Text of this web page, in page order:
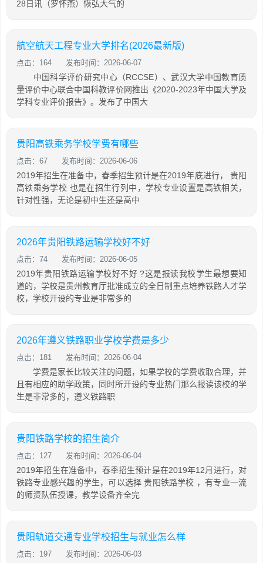
28日讯（罗怀燕）恢弘大气的
航空航天工程专业大学排名(2026最新版)
点击：164 发布时间：2026-06-07
中国科学评价研究中心（RCCSE）、武汉大学中国教育质
量评价中心联合中国科教评价网推出《2020-2023年中国大学及
学科专业评价报告》。发布了中国大
贵阳高铁乘务学校学费有哪些
点击：67 发布时间：2026-06-06
2019年招生在准备中，春季招生预计是在2019年底进行， 贵阳
高铁乘务学校 也是在招生行列中，学校专业设置是高铁相关，
针对性强，无论是初中生还是高中
2026年贵阳铁路运输学校好不好
点击：74 发布时间：2026-06-05
2019年贵阳铁路运输学校好不好 ?这是报读我校学生最想要知
道的，学校是贵州教育厅批准成立的全日制重点培养铁路人才学
校，学校开设的专业是非常多的
2026年遵义铁路职业学校学费是多少
点击：181 发布时间：2026-06-04
学费是家长比较关注的问题，如果学校的学费收取合理，并
且有相应的助学政策，同时所开设的专业热门那么报读该校的学
生是非常多的，遵义铁路职
贵阳铁路学校的招生简介
点击：127 发布时间：2026-06-04
2019年招生在准备中，春季招生预计是在2019年12月进行，对
铁路专业感兴趣的学生，可以选择 贵阳铁路学校 ，有专业一流
的师资队伍授课，教学设备齐全完
贵阳轨道交通专业学校招生与就业怎么样
点击：197 发布时间：2026-06-03